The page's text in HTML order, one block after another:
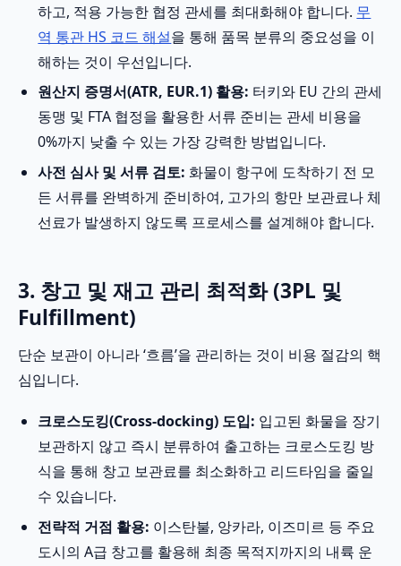
하고, 적용 가능한 협정 관세를 최대화해야 합니다. 무
역 통관 HS 코드 해설을 통해 품목 분류의 중요성을 이
해하는 것이 우선입니다.
원산지 증명서(ATR, EUR.1) 활용: 터키와 EU 간의 관세
동맹 및 FTA 협정을 활용한 서류 준비는 관세 비용을
0%까지 낮출 수 있는 가장 강력한 방법입니다.
사전 심사 및 서류 검토: 화물이 항구에 도착하기 전 모
든 서류를 완벽하게 준비하여, 고가의 항만 보관료나 체
선료가 발생하지 않도록 프로세스를 설계해야 합니다.
3. 창고 및 재고 관리 최적화 (3PL 및
Fulfillment)
단순 보관이 아니라 ‘흐름’을 관리하는 것이 비용 절감의 핵
심입니다.
크로스도킹(Cross-docking) 도입: 입고된 화물을 장기
보관하지 않고 즉시 분류하여 출고하는 크로스도킹 방
식을 통해 창고 보관료를 최소화하고 리드타임을 줄일
수 있습니다.
전략적 거점 활용: 이스탄불, 앙카라, 이즈미르 등 주요
도시의 A급 창고를 활용해 최종 목적지까지의 내륙 운